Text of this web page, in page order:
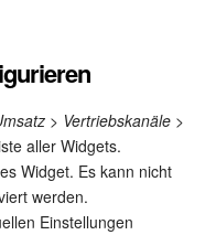
> Vertriebskanäle >
aller Widgets.
Widget. Es kann nicht
werden.
Einstellungen